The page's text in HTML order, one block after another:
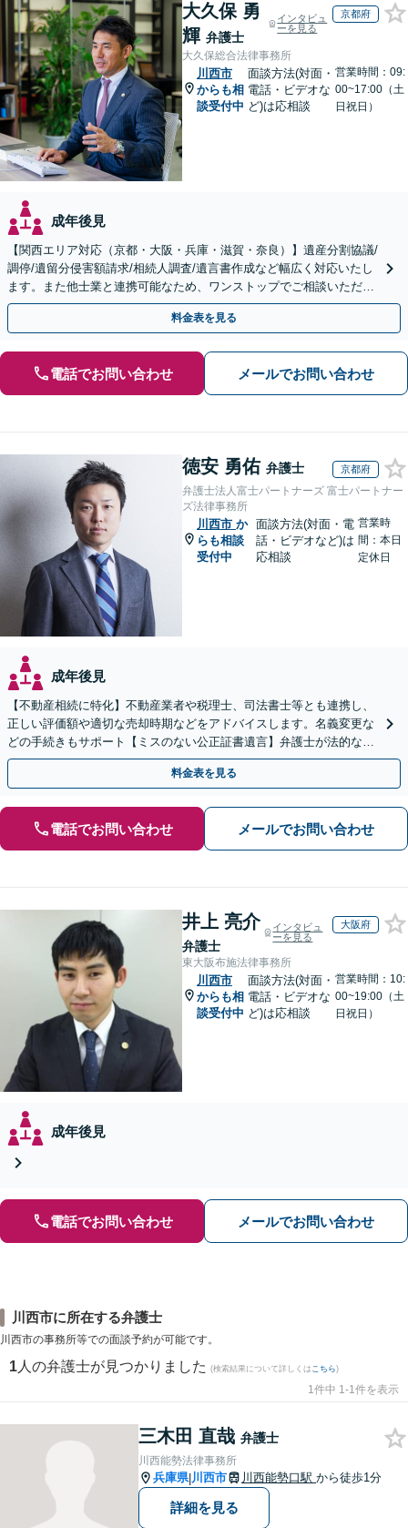
大久保 勇
輝 弁護士
インタビュ
ーを見る
京都府
大久保総合法律事務所
川西市
からも相
談受付中
面談方法(対面・
電話・ビデオな
ど)は応相談
営業時間：09:
00~17:00（土
日祝日）
成年後見
【関西エリア対応（京都・大阪・兵庫・滋賀・奈良）】遺産分割協議/
調停/遺留分侵害額請求/相続人調査/遺言書作成など幅広く対応いたし
ます。また他士業と連携可能なため、ワンストップでご相談いただけ
ます。【土日夜間対応】
料金表を見る
電話でお問い合わせ メールでお問い合わせ
徳安 勇佑 弁護士 京都府
弁護士法人富士パートナーズ 富士パートナー
ズ法律事務所
川西市 か
らも相談
受付中
面談方法(対面・電
話・ビデオなど)は
応相談
営業時
間：本日
定休日
成年後見
【不動産相続に特化】不動産業者や税理士、司法書士等とも連携し、
正しい評価額や適切な売却時期などをアドバイスします。名義変更な
どの手続きもサポート【ミスのない公正証書遺言】弁護士が法的な観
点から遺言書を作成します。
料金表を見る
電話でお問い合わせ メールでお問い合わせ
井上 亮介
弁護士
インタビュ
ーを見る
大阪府
東大阪布施法律事務所
川西市
からも相
談受付中
面談方法(対面・
電話・ビデオな
ど)は応相談
営業時間：10:
00~19:00（土
日祝日）
成年後見
電話でお問い合わせ メールでお問い合わせ
川西市に所在する弁護士
川西市の事務所等での面談予約が可能です。
1 人の弁護士が見つかりました (検索結果について詳しくは こちら)
1件中 1-1件を表示
三木田 直哉 弁護士
川西能勢法律事務所
兵庫県|川西市 川西能勢口駅 から徒歩1分
詳細を見る